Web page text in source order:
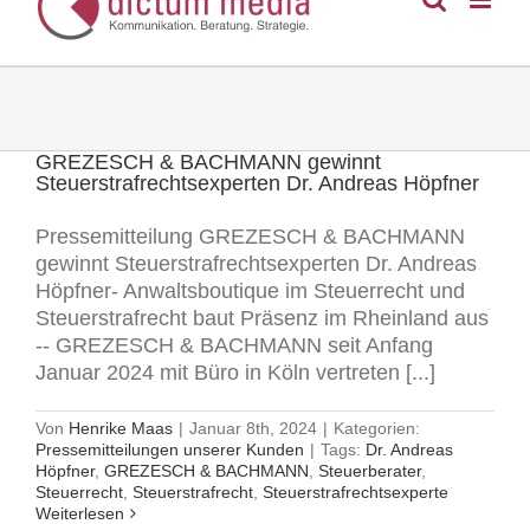
GREZESCH & BACHMANN gewinnt
Steuerstrafrechtsexperten Dr. Andreas Höpfner
Pressemitteilung GREZESCH & BACHMANN
gewinnt Steuerstrafrechtsexperten Dr. Andreas
Höpfner- Anwaltsboutique im Steuerrecht und
Steuerstrafrecht baut Präsenz im Rheinland aus
-- GREZESCH & BACHMANN seit Anfang
Januar 2024 mit Büro in Köln vertreten [...]
Von Henrike Maas | Januar 8th, 2024 | Kategorien:
Pressemitteilungen unserer Kunden | Tags: Dr. Andreas
Höpfner, GREZESCH & BACHMANN Steuerberater,
Steuerrecht Steuerstrafrecht Steuerstrafrechtsexperte
Weiterlesen